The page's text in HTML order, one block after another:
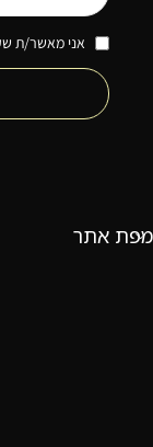
אני מאשר/ת
מפת אתר